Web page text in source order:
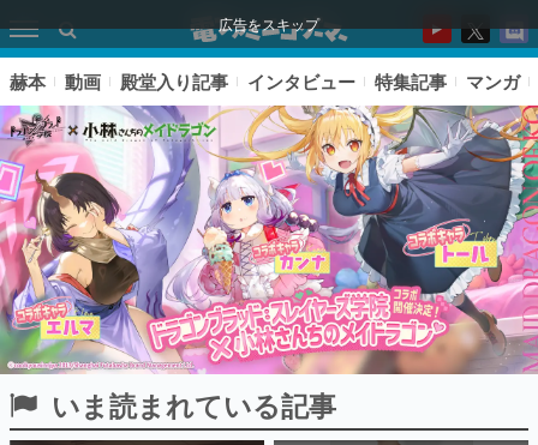
広告をスキップ
ピックアップ
赫本 動画 殿堂入り記事 インタビュー 特集記事 マンガ
いま読まれている記事